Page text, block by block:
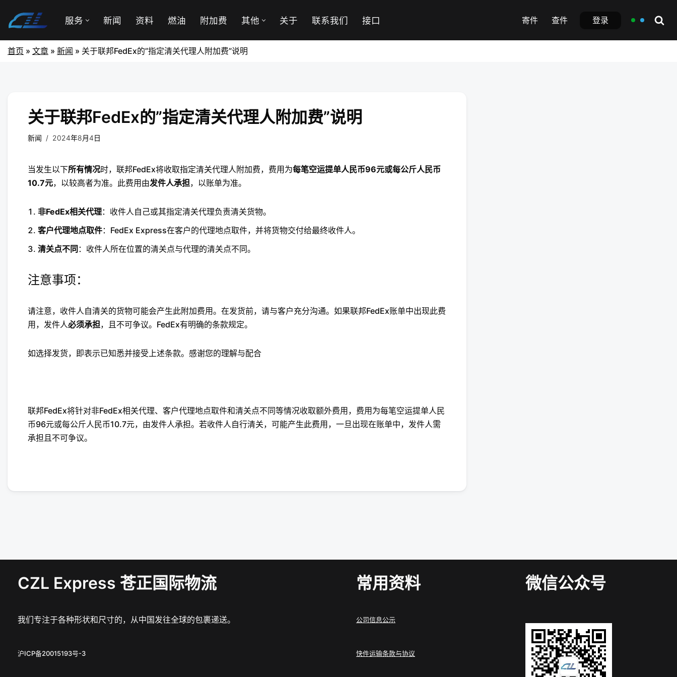
服务 新闻 资料 燃油 附加费 其他 关于 联系我们 接口 寄件 查件 登录
首页 » 文章 » 新闻 » 关于联邦FedEx的”指定清关代理人附加费”说明
关于联邦FedEx的”指定清关代理人附加费”说明
新闻 2024年8月4日
当发生以下所有情况时，联邦FedEx将收取指定清关代理人附加费，费用为每笔空运提单人民币96元或每公斤人民币
10.7元，以较高者为准。此费用由发件人承担，以账单为准。
非FedEx相关代理：收件人自己或其指定清关代理负责清关货物。
客户代理地点取件：FedEx Express在客户的代理地点取件，并将货物交付给最终收件人。
清关点不同 ：收件人所在位置的清关点与代理的清关点不同。
注意事项：
请注意，收件人自清关的货物可能会产生此附加费用。在发货前，请与客户充分沟通。如果联邦FedEx账单中出现此费
用，发件人必须承担，且不可争议。FedEx有明确的条款规定。
如选择发货，即表示已知悉并接受上述条款。感谢您的理解与配合
联邦FedEx将针对非FedEx相关代理、客户代理地点取件和清关点不同等情况收取额外费用，费用为每笔空运提单人民
币96元或每公斤人民币10.7元，由发件人承担。若收件人自行清关，可能产生此费用，一旦出现在账单中，发件人需
承担且不可争议。
CZL Express 苍正国际物流
我们专注于各种形状和尺寸的，从中国发往全球的包裹递送。
沪ICP备20015193号-3
常用资料
公司信息公示
快件运输条款与协议
微信公众号